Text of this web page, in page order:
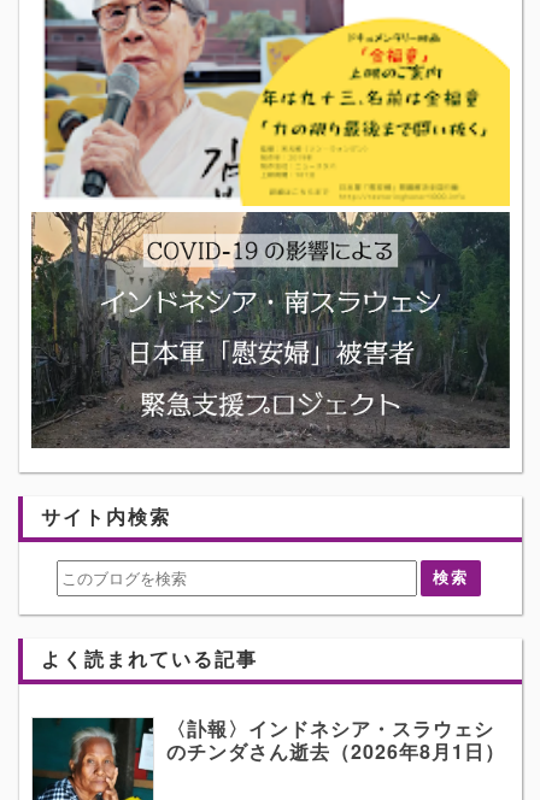
サイト内検索
よく読まれている記事
〈訃報〉インドネシア・スラウェシ
のチンダさん逝去（2026年8月1日）